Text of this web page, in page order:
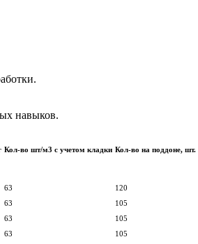
навыков.
Кол-во шт/м3 с учетом кладки Кол-во на поддоне, шт.
63 120
63 105
63 105
63 105